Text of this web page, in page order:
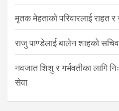
मृतक मेहताको परिवारलाई राहत र
राजु पाण्डेलाई बालेन शाहको
नवजात शिशु र गर्भवतीका लागि
सेवा